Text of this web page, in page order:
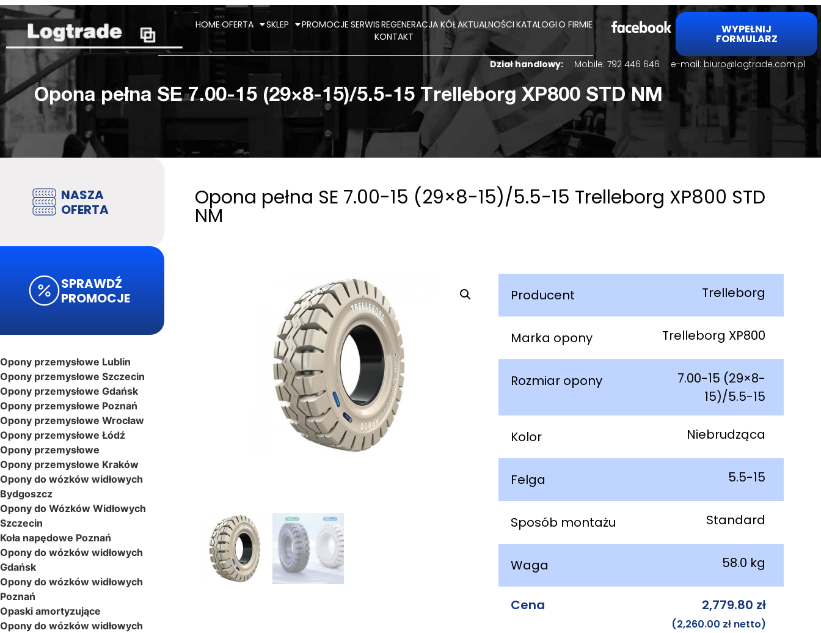
HOMEOFERTA SKLEP PROMOCJE SERWISREGENERACJA KÓŁAKTUALNOŚCI KATALOGIO FIRMIE
KONTAKT
WYPEŁNIJ
FORMULARZ
Dział handlowy: Mobile: 792 446 646 e-mail: biuro@logtrade.com.pl
Opona pełna SE 7.00-15 (29×8-15)/5.5-15 Trelleborg XP800 STD NM
NASZA
OFERTA
SPRAWDŹ
PROMOCJE
Opony przemysłowe Lublin
Opony przemysłowe Szczecin
Opony przemysłowe Gdańsk
Opony przemysłowe Poznań
Opony przemysłowe Wrocław
Opony przemysłowe Łódź
Opony przemysłowe
Opony przemysłowe Kraków
Opony do wózków widłowych
Bydgoszcz
Opony do Wózków Widłowych
Szczecin
Koła napędowe Poznań
Opony do wózków widłowych
Gdańsk
Opony do wózków widłowych
Poznań
Opaski amortyzujące
Opony do wózków widłowych
Opona pełna SE 7.00-15 (29×8-15)/5.5-15 Trelleborg XP800 STD
NM
Producent Trelleborg
Marka opony Trelleborg XP800
Rozmiar opony
7.00-15 (29×8-
15)/5.5-15
Kolor Niebrudząca
Felga 5.5-15
Sposób montażu Standard
Waga 58.0 kg
Cena 2,779.80 zł
(2,260.00 złnetto)